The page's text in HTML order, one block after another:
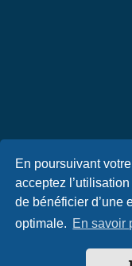
En poursuivant
acceptez
de bénéficier d’une
optimale. En savoir